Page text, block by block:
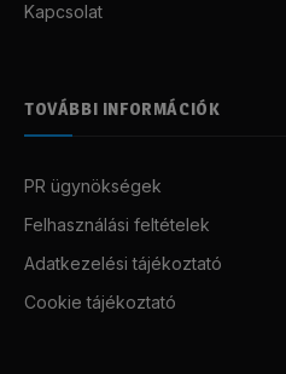
Kapcsolat
TOVÁBBI INFORMÁCIÓK
PR ügynökségek
Felhasználási feltételek
Adatkezelési tájékoztató
Cookie tájékoztató